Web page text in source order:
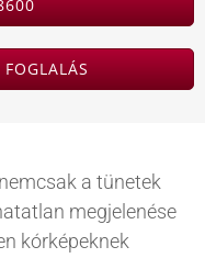
a tünetek
megjelenése
kórképeknek